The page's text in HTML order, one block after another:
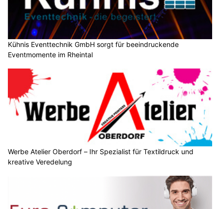
Kühnis Eventtechnik GmbH sorgt für beeindruckende
Eventmomente im Rheintal
Werbe Atelier Oberdorf – Ihr Spezialist für Textildruck und
kreative Veredelung